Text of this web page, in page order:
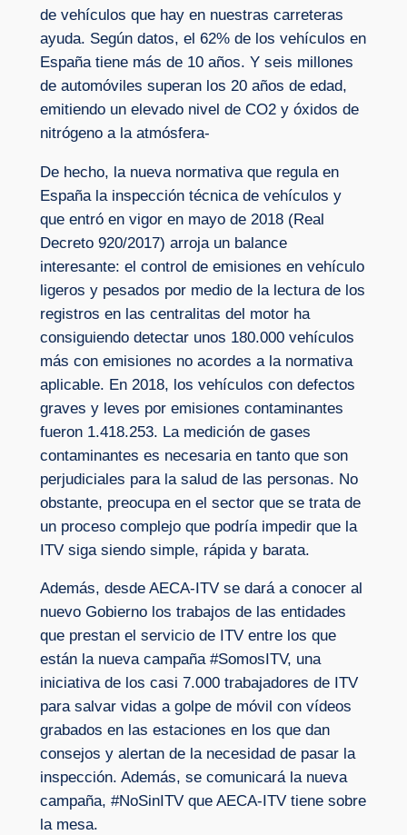
de vehículos que hay en nuestras carreteras
ayuda. Según datos, el 62% de los vehículos en
España tiene más de 10 años. Y seis millones
de automóviles superan los 20 años de edad,
emitiendo un elevado nivel de CO2 y óxidos de
nitrógeno a la atmósfera-
De hecho, la nueva normativa que regula en
España la inspección técnica de vehículos y
que entró en vigor en mayo de 2018 (Real
Decreto 920/2017) arroja un balance
interesante: el control de emisiones en vehículo
ligeros y pesados por medio de la lectura de los
registros en las centralitas del motor ha
consiguiendo detectar unos 180.000 vehículos
más con emisiones no acordes a la normativa
aplicable. En 2018, los vehículos con defectos
graves y leves por emisiones contaminantes
fueron 1.418.253. La medición de gases
contaminantes es necesaria en tanto que son
perjudiciales para la salud de las personas. No
obstante, preocupa en el sector que se trata de
un proceso complejo que podría impedir que la
ITV siga siendo simple, rápida y barata.
Además, desde AECA-ITV se dará a conocer al
nuevo Gobierno los trabajos de las entidades
que prestan el servicio de ITV entre los que
están la nueva campaña #SomosITV, una
iniciativa de los casi 7.000 trabajadores de ITV
para salvar vidas a golpe de móvil con vídeos
grabados en las estaciones en los que dan
consejos y alertan de la necesidad de pasar la
inspección. Además, se comunicará la nueva
campaña, #NoSinITV que AECA-ITV tiene sobre
la mesa.